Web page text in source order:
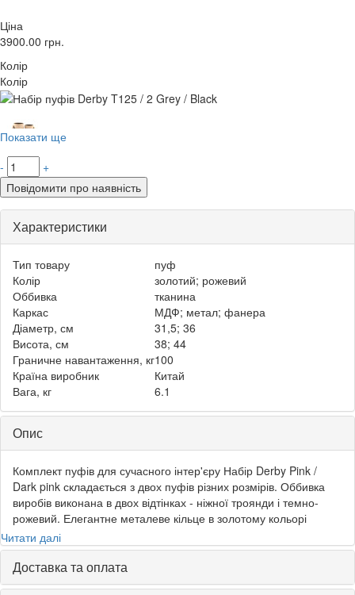
Ціна
3900.00 грн.
Колір
Колір
Показати ще
-
+
Повідомити про наявність
Характеристики
Тип товару
пуф
Колір
золотий; рожевий
Оббивка
тканина
Каркас
МДФ; метал; фанера
Діаметр, см
31,5; 36
Висота, см
38; 44
Граничне навантаження, кг100
Країна виробник
Китай
Вага, кг
6.1
Опис
Комплект пуфів для сучасного інтер'єру Набір Derby Pink /
Dark pink складається з двох пуфів різних розмірів. Оббивка
виробів виконана в двох відтінках - ніжної троянди і темно-
рожевий. Елегантне металеве кільце в золотому кольорі
з'єднує дві частини пуфа, додаючи йому вишуканість. Під
сидінням розташований зручний короб для зберігання книг,
журналів, зарядних пристроїв та інших дрібниць. У наповненні
сидіння використовується пінополіуретан, а оббивка виконана
Читати далі
Доставка та оплата